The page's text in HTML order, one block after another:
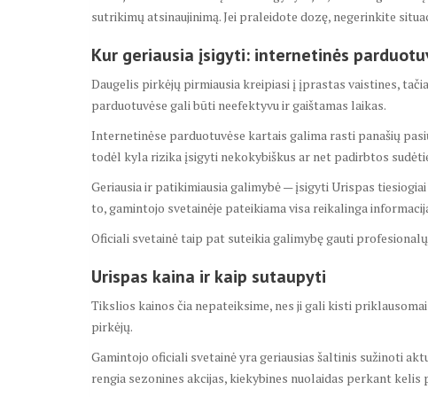
sutrikimų atsinaujinimą. Jei praleidote dozę, negerinkite
Kur geriausia įsigyti: internetinės
Daugelis pirkėjų pirmiausia kreipiasi į įprastas vaistines,
parduotuvėse gali būti neefektyvu ir gaištamas laikas.
Internetinėse parduotuvėse kartais galima rasti panašių
todėl kyla rizika įsigyti nekokybiškus ar net padirbtos
Geriausia ir patikimiausia galimybė — įsigyti Urispas
to, gamintojo svetainėje pateikiama visa reikalinga
Oficiali svetainė taip pat suteikia galimybę gauti
Urispas kaina ir kaip sutaupyti
Tikslios kainos čia nepateiksime, nes ji gali kisti
pirkėjų.
Gamintojo oficiali svetainė yra geriausias šaltinis sužinoti
rengia sezonines akcijas, kiekybines nuolaidas perkant